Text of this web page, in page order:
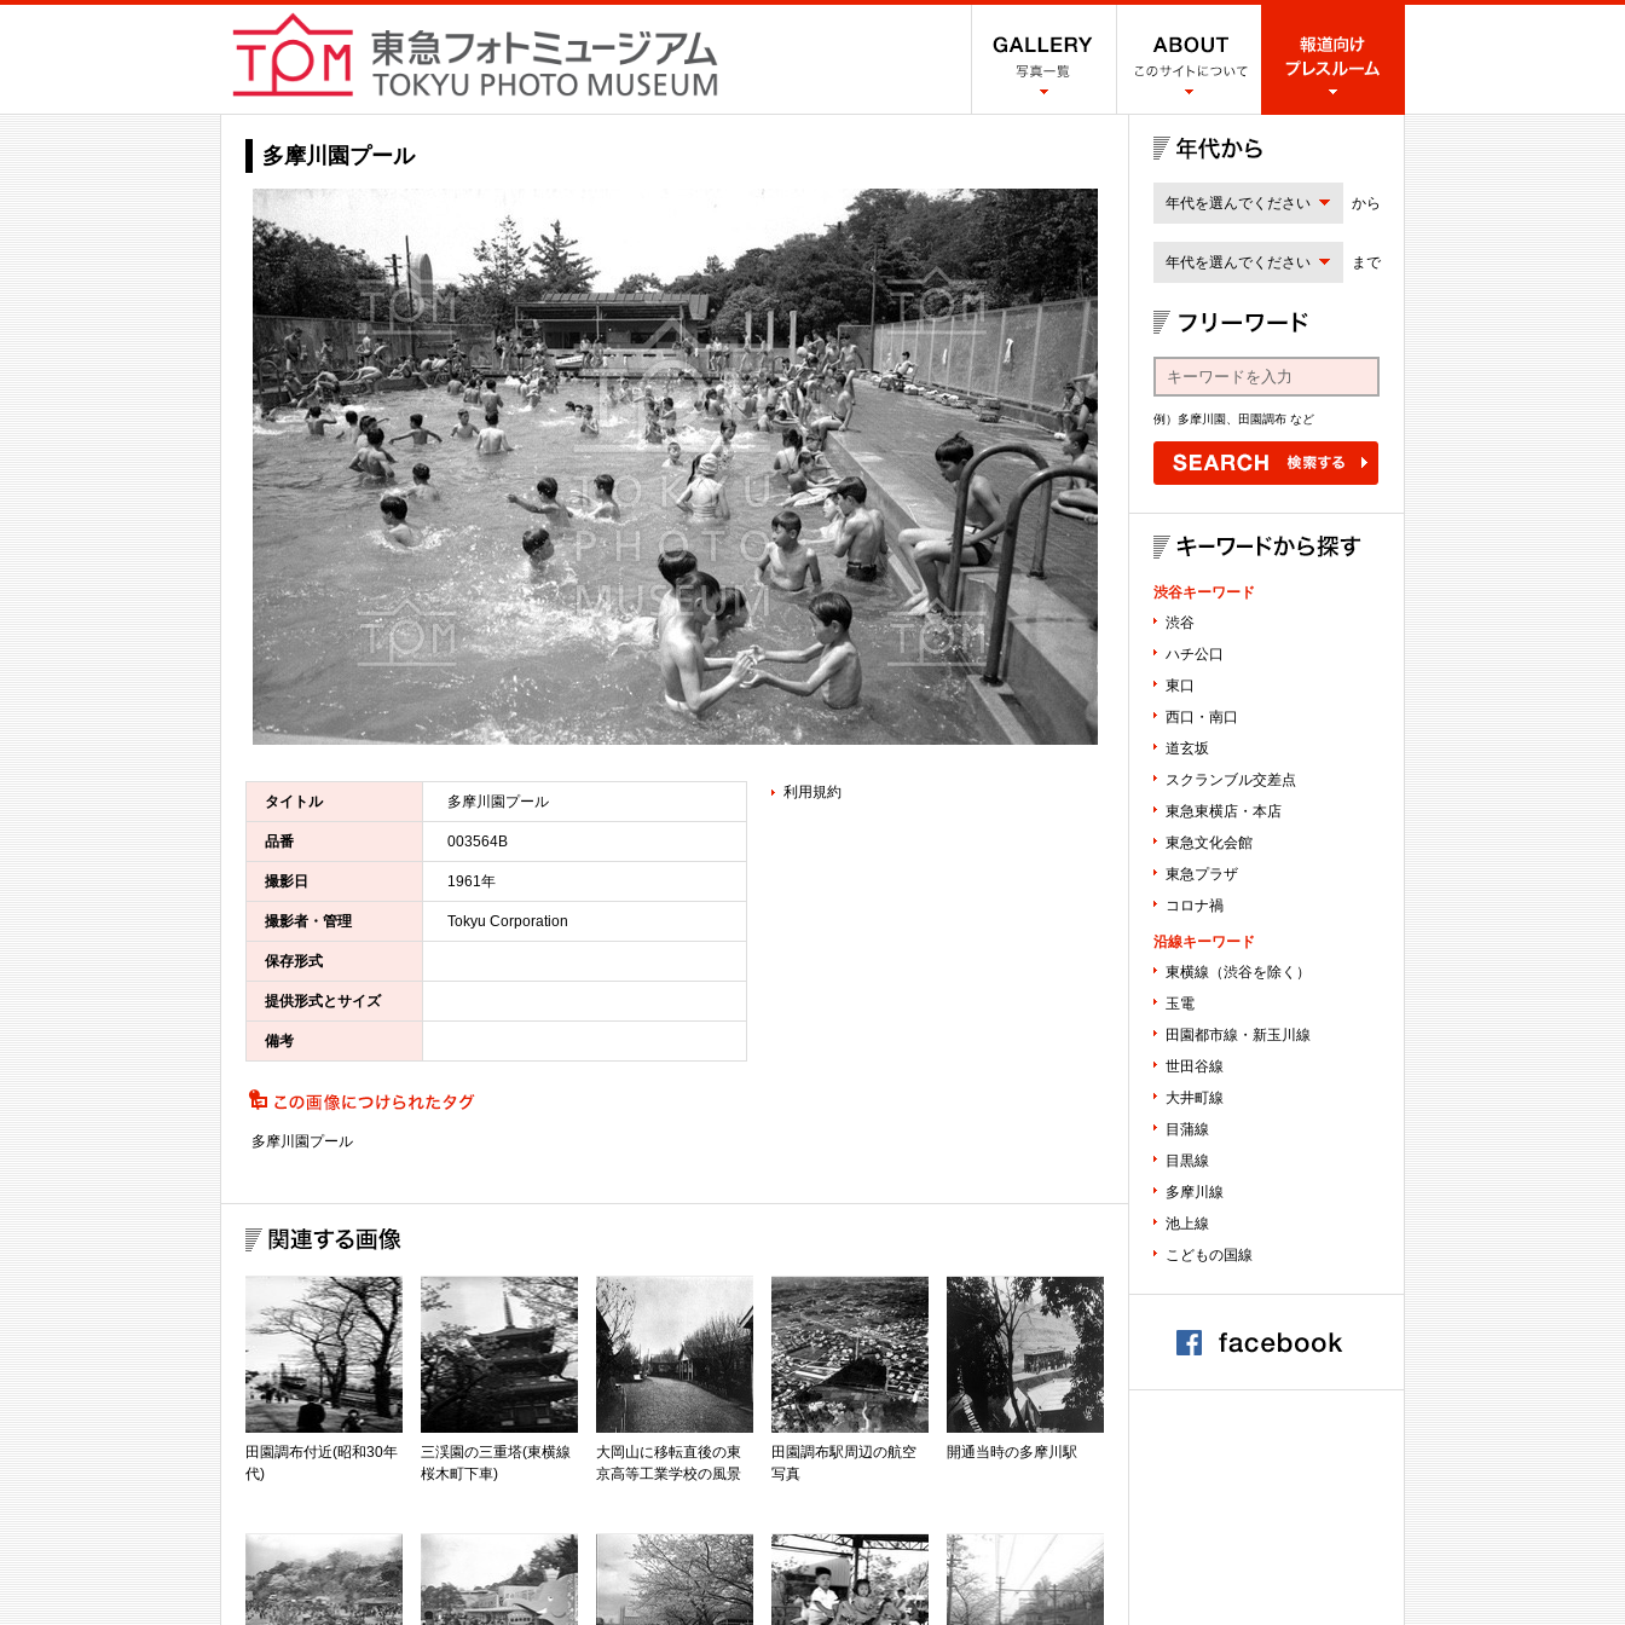
多摩川園プール
タイトル 多摩川園プール
品番 003564B
撮影日 1961年
撮影者・管理 Tokyu Corporation
保存形式
提供形式とサイズ
備考
利用規約
多摩川園プール
田園調布付近(昭和30年
代)
三渓園の三重塔(東横線
桜木町下車)
大岡山に移転直後の東
京高等工業学校の風景
田園調布駅周辺の航空
写真
開通当時の多摩川駅
年代を選んでください から
年代を選んでください まで
例）多摩川園、田園調布 など
渋谷キーワード
渋谷
ハチ公口
東口
西口・南口
道玄坂
スクランブル交差点
東急東横店・本店
東急文化会館
東急プラザ
コロナ禍
沿線キーワード
東横線（渋谷を除く）
玉電
田園都市線・新玉川線
世田谷線
大井町線
目蒲線
目黒線
多摩川線
池上線
こどもの国線